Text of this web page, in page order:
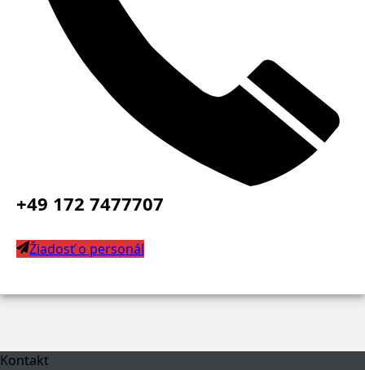
+49 172 7477707
Žiadosť o personál
Kontakt